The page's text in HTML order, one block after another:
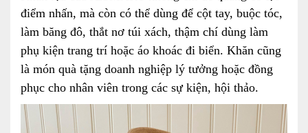
điểm nhấn, mà còn có thể dùng để cột tay, buộc tóc,
làm băng đô, thắt nơ túi xách, thậm chí dùng làm
phụ kiện trang trí hoặc áo khoác đi biển. Khăn cũng
là món quà tặng doanh nghiệp lý tưởng hoặc đồng
phục cho nhân viên trong các sự kiện, hội thảo.